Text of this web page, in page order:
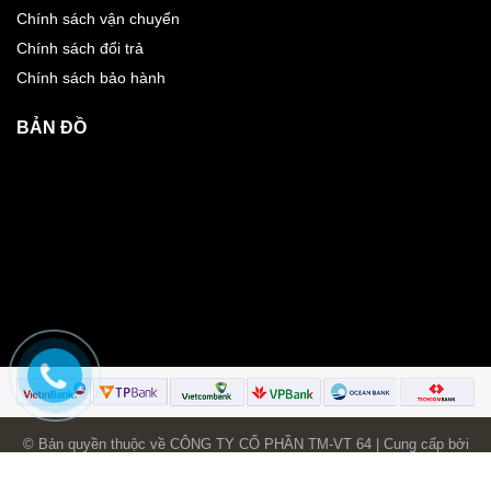
Chính sách vận chuyển
Chính sách đổi trả
Chính sách bảo hành
BẢN ĐỒ
© Bản quyền thuộc về CÔNG TY CỔ PHẦN TM-VT 64 | Cung cấp bởi